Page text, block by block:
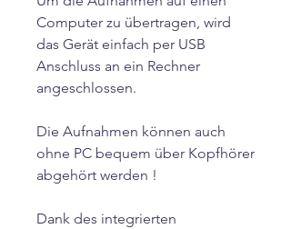
Computer zu übertragen, wird
das Gerät einfach per USB
Anschluss an ein Rechner
angeschlossen.
Die Aufnahmen können auch
ohne PC bequem über Kopfhörer
abgehört werden !
Dank des integrierten